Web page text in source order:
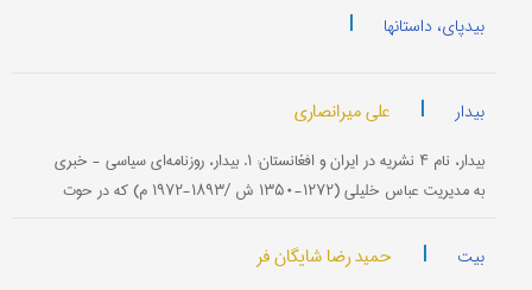
بیدپای، داستانها |
بیدار | علی میرانصاری
بیدار، نام‌ ۴ نشریه‌ در ایران‌ و افغانستان‌: ۱. بیدار، روزنامه‌ای‌ سیاسی‌ - خبری‌
به‌ مدیریت‌ عباس‌ خلیلی‌ (۱۲۷۲-۱۳۵۰ ش‌ /۱۸۹۳-۱۹۷۲ م‌) كه‌ در حوت‌
بیت | حمید رضا شایگان فر